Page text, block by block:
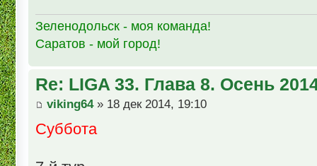
Зеленодольск - моя команда!
Саратов - мой город!
Re: LIGA 33. Глава 8. Осень
viking64» 18 дек 2014, 19:10
Суббота